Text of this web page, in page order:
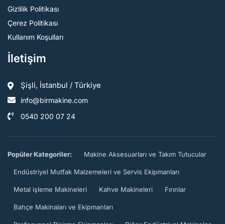
Gizlilik Politikası
Çerez Politikası
Kullanım Koşulları
İletişim
Şişli, İstanbul / Türkiye
info@birmakine.com
0540 200 07 24
Popüler Kategoriler: Makine Aksesuarları ve Takım Tutucular
Endüstriyel Mutfak Malzemeleri ve Servis Ekipmanları
Metal işleme Makineleri Kahve Makineleri Fırınlar
Bahçe Makinaları ve Ekipmanları